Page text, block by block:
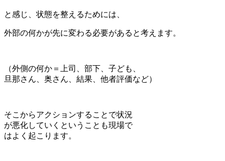
と感じ、状態を整えるためには、
外部の何かが先に変わる必要があると考えます。
（外側の何か＝上司、部下、子ども、
旦那さん、奥さん、結果、他者評価など）
そこからアクションすることで状況
が悪化していくということも現場で
はよく起こります。